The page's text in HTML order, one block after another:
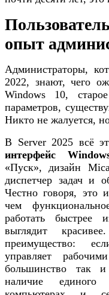
опыт
Администраторы,
2022, знают, чего
Windows 10,
параметров,
Никто не жалуется,
В Server 2025 всё
интерфейс
«Пуск», дизайн
диспетчер задач и
Честно говоря, это
чем
работать быстрее
выглядит
преимущество:
управляет
большинство так
наличие единого